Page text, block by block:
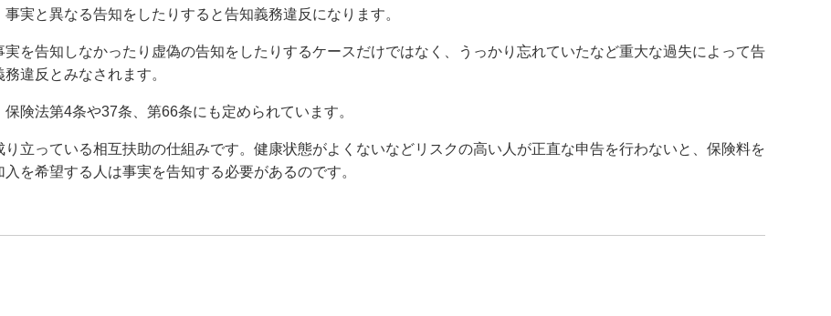
実と異なる告知をしたりすると告知義務違反になります。
を告知しなかったり虚偽の告知をしたりするケースだけではなく、うっかり忘れていたなど重大な過失によって告
違反とみなされます。
保険法第4条や37条、第66条にも定められています。
立っている相互扶助の仕組みです。健康状態がよくないなどリスクの高い人が正直な申告を行わないと、保険料を
を希望する人は事実を告知する必要があるのです。